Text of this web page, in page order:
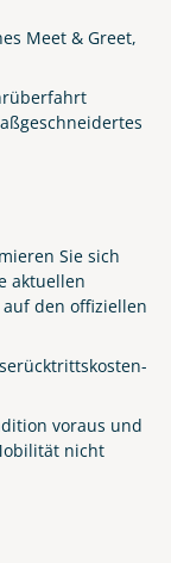
Meet & Greet,
Sie sich
aktuellen
den offiziellen
voraus und
nicht